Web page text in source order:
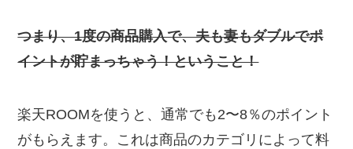
つまり、1度の商品購入で、夫も妻もダブルでポ
イントが貯まっちゃう！ということ！
楽天ROOMを使うと、通常でも2〜8％のポイント
がもらえます。これは商品のカテゴリによって料